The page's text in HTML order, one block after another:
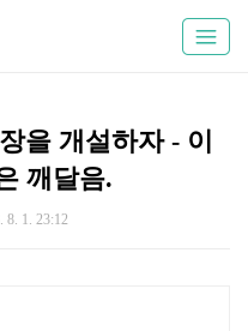
을 개설하자 - 이
깨달음.
8. 1. 23:12